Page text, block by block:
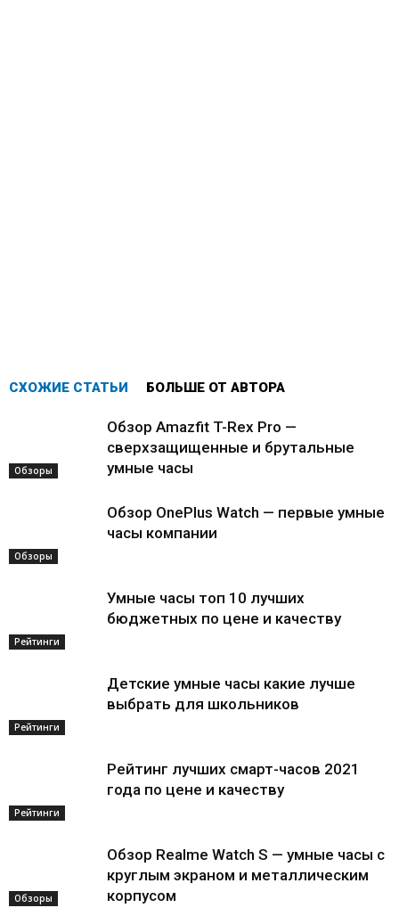
СХОЖИЕ СТАТЬИ БОЛЬШЕ ОТ АВТОРА
Обзоры
Обзор Amazfit T-Rex Pro —
сверхзащищенные и брутальные
умные часы
Обзоры
Обзор OnePlus Watch — первые умные
часы компании
Рейтинги
Умные часы топ 10 лучших
бюджетных по цене и качеству
Рейтинги
Детские умные часы какие лучше
выбрать для школьников
Рейтинги
Рейтинг лучших смарт-часов 2021
года по цене и качеству
Обзоры
Обзор Realme Watch S — умные часы с
круглым экраном и металлическим
корпусом